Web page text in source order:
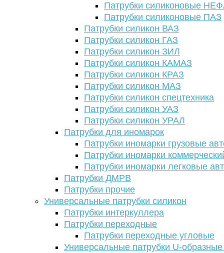
Патрубки силиконовые
Патрубки силиконовые ПАЗ
Патрубки силикон ВАЗ
Патрубки силикон ГАЗ
Патрубки силикон ЗИЛ
Патрубки силикон КАМАЗ
Патрубки силикон КРАЗ
Патрубки силикон МАЗ
Патрубки силикон спецтехника
Патрубки силикон УАЗ
Патрубки силикон УРАЛ
Патрубки для иномарок
Патрубки иномарки грузовые
Патрубки иномарки
Патрубки иномарки легковые
Патрубки ДМРВ
Патрубки прочие
Универсальные патрубки силикон
Патрубки интеркуллера
Патрубки переходные
Патрубки переходные угловые
Универсальные патрубки U-